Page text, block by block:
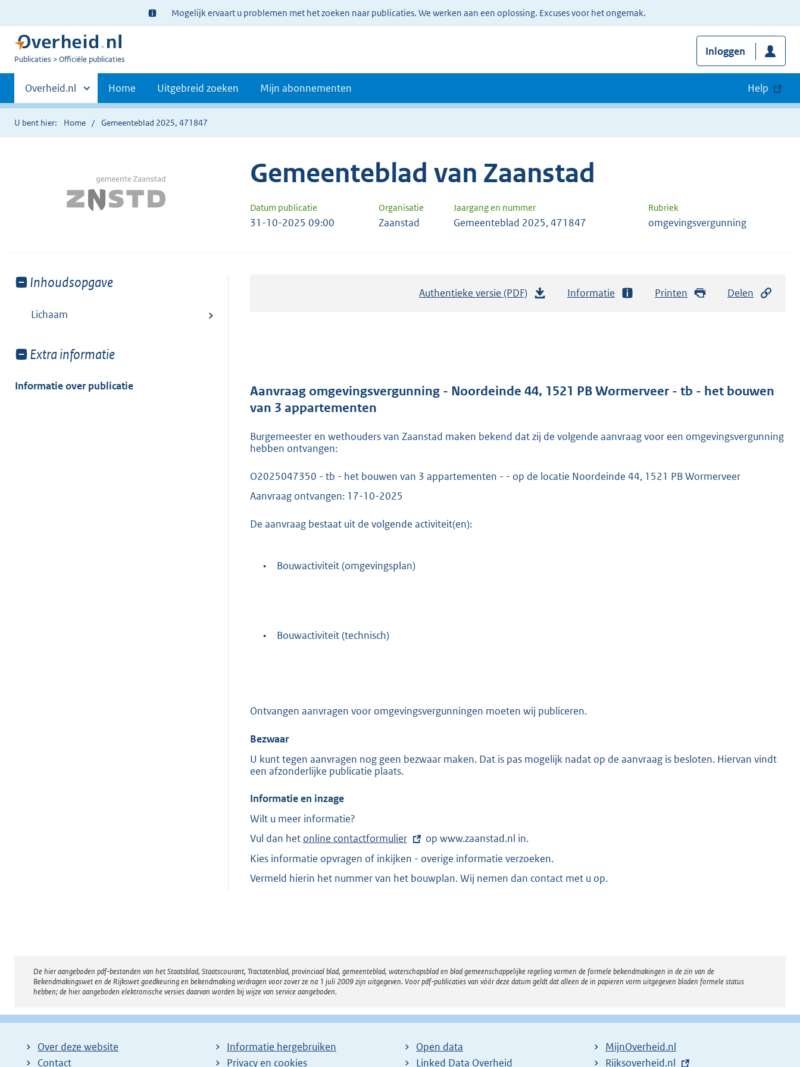
Ter
informatie:
Mogelijk ervaart u problemen met het zoeken naar publicaties. We werken aan een oplossing. Excuses voor het ongemak.
U
Publicaties Officiële publicaties
Inloggen
Primaire
navigatie
Andere
sites
binnen
Overheid.nl Home Uitgebreid zoeken Mijn abonnementen Help
U bent hier: Home Gemeenteblad 2025, 471847
Gemeenteblad van Zaanstad
Datum publicatie Organisatie Jaargang en nummer Rubriek
31-10-2025 09:00 Zaanstad Gemeenteblad 2025, 471847 omgevingsvergunning
Toon
van:
Inhoudsopgave
Lichaam
Toon
van:
Extra informatie
Informatie over publicatie
Authentieke versie (PDF)
d
r
o
Informatie Printen Delen
Aanvraag omgevingsvergunning - Noordeinde 44, 1521 PB Wormerveer - tb - het bouwen
van 3 appartementen
Burgemeester en wethouders van Zaanstad maken bekend dat zij de volgende aanvraag voor een omgevingsvergunning
hebben ontvangen:
O2025047350 - tb - het bouwen van 3 appartementen - - op de locatie Noordeinde 44, 1521 PB Wormerveer
Aanvraag ontvangen: 17-10-2025
De aanvraag bestaat uit de volgende activiteit(en):
• Bouwactiviteit (omgevingsplan)
• Bouwactiviteit (technisch)
Ontvangen aanvragen voor omgevingsvergunningen moeten wij publiceren.
Bezwaar
U kunt tegen aanvragen nog geen bezwaar maken. Dat is pas mogelijk nadat op de aanvraag is besloten. Hiervan vindt
een afzonderlijke publicatie plaats.
Informatie en inzage
Wilt u meer informatie?
Vul dan het E
t
e
r
:
online contactformulier
op www.zaanstad.nl in.
Kies informatie opvragen of inkijken - overige informatie verzoeken.
Vermeld hierin het nummer van het bouwplan. Wij nemen dan contact met u op.
Disclaimer
De hier aangeboden pdf-bestanden van het Staatsblad, Staatscourant, Tractatenblad, provinciaal blad, gemeenteblad, waterschapsblad en blad gemeenschappelijke regeling vormen de formele bekendmakingen in de zin van de
Bekendmakingswet en de Rijkswet goedkeuring en bekendmaking verdragen voor zover ze na 1 juli 2009 zijn uitgegeven. Voor pdf-publicaties van vóór deze datum geldt dat alleen de in papieren vorm uitgegeven bladen formele status
hebben; de hier aangeboden elektronische versies daarvan worden bij wijze van service aangeboden.
Over deze website
Contact
Informatie hergebruiken
Privacy en cookies
Open data
Linked Data Overheid
MijnOverheid.nl
E
Rijksoverheid.nl